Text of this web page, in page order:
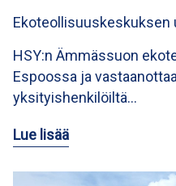
Ekoteollisuuskeskuksen
HSY:n Ämmässuon
Espoossa ja
yksityishenkilöiltä…
Lue lisää